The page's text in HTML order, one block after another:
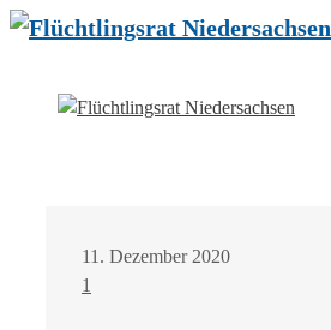
Zum
11. Dezember 2020
1